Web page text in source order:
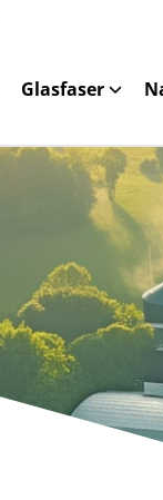
Glasfaser